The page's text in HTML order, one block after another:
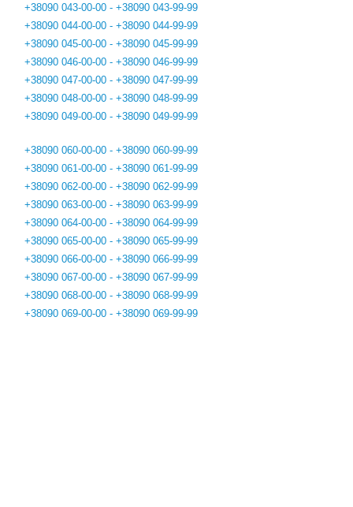
+38090 043-00-00 - +38090 043-99-99
+38090 044-00-00 - +38090 044-99-99
+38090 045-00-00 - +38090 045-99-99
+38090 046-00-00 - +38090 046-99-99
+38090 047-00-00 - +38090 047-99-99
+38090 048-00-00 - +38090 048-99-99
+38090 049-00-00 - +38090 049-99-99
+38090 060-00-00 - +38090 060-99-99
+38090 061-00-00 - +38090 061-99-99
+38090 062-00-00 - +38090 062-99-99
+38090 063-00-00 - +38090 063-99-99
+38090 064-00-00 - +38090 064-99-99
+38090 065-00-00 - +38090 065-99-99
+38090 066-00-00 - +38090 066-99-99
+38090 067-00-00 - +38090 067-99-99
+38090 068-00-00 - +38090 068-99-99
+38090 069-00-00 - +38090 069-99-99